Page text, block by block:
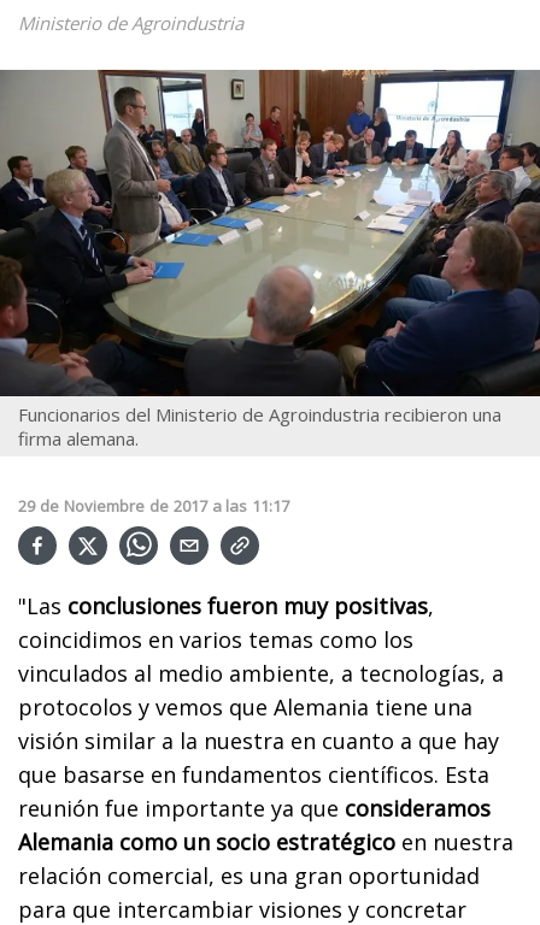
Ministerio de Agroindustria
Funcionarios del Ministerio de Agroindustria recibieron una
firma alemana.
29 de Noviembre de 2017 a las 11:17
"Las conclusiones fueron muy positivas,
coincidimos en varios temas como los
vinculados al medio ambiente, a tecnologías, a
protocolos y vemos que Alemania tiene una
visión similar a la nuestra en cuanto a que hay
que basarse en fundamentos científicos. Esta
reunión fue importante ya que consideramos
Alemania como un socio estratégico en nuestra
relación comercial, es una gran oportunidad
para que intercambiar visiones y concretar